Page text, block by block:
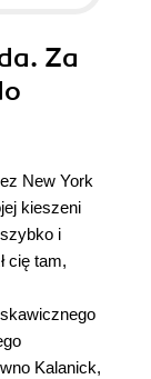
Za
New York
kieszeni
i
cię tam,
Kalanick,